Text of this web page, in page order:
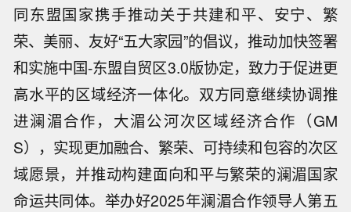
同东盟国家携手推动关于共建和平、安宁、繁
荣、美丽、友好“五大家园”的倡议，推动加快签署
和实施中国-东盟自贸区3.0版协定，致力于促进更
高水平的区域经济一体化。双方同意继续协调推
进澜湄合作，大湄公河次区域经济合作（GM
S），实现更加融合、繁荣、可持续和包容的次区
域愿景，并推动构建面向和平与繁荣的澜湄国家
命运共同体。举办好2025年澜湄合作领导人第五